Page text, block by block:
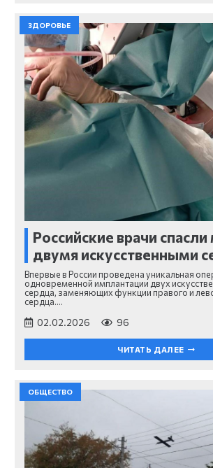
ЗДОРОВЬЕ
Российские врачи
двумя искусственными
Впервые в России проведена уникальная
одновременной имплантации двух
сердца, заменяющих функции правого и
сердца.…
02.02.2026 96
ЧИТАТЬ ДАЛЕЕ
ОБЩЕСТВО